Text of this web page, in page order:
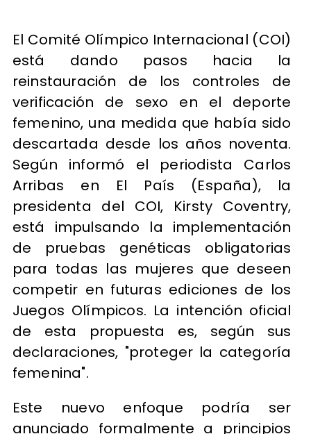
El Comité Olímpico Internacional (COI)
está dando pasos hacia la
reinstauración de los controles de
verificación de sexo en el deporte
femenino, una medida que había sido
descartada desde los años noventa.
Según informó el periodista Carlos
Arribas en El País (España), la
presidenta del COI, Kirsty Coventry,
está impulsando la implementación
de pruebas genéticas obligatorias
para todas las mujeres que deseen
competir en futuras ediciones de los
Juegos Olímpicos. La intención oficial
de esta propuesta es, según sus
declaraciones, "proteger la categoría
femenina".
Este nuevo enfoque podría ser
anunciado formalmente a principios